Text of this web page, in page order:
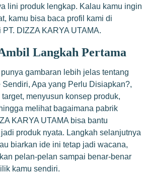
lini produk lengkap. Kalau kamu ingin
kamu bisa baca profil kami di
PT. DIZZA KARYA UTAMA.
Langkah Pertama
gambaran lebih jelas tentang
Apa yang Perlu Disiapkan?,
menyusun konsep produk,
melihat bagaimana pabrik
KARYA UTAMA bisa bantu
produk nyata. Langkah selanjutnya
biarkan ide ini tetap jadi wacana,
pelan-pelan sampai benar-benar
kamu sendiri.